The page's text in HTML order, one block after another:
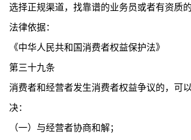
选择正规渠道，找靠谱的业务员或者有资质
法律依据：
《中华人民共和国消费者权益保护法》
第三十九条
消费者和经营者发生消费者权益争议的，可
决：
（一）与经营者协商和解；